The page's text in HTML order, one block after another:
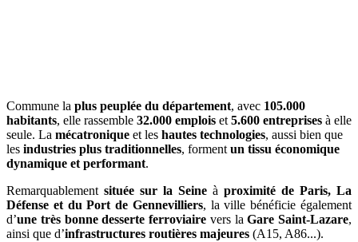
Commune la plus peuplée du département, avec 105.000
habitants, elle rassemble 32.000 emplois et 5.600 entreprises à elle
seule. La mécatronique et les hautes technologies, aussi bien que
les industries plus traditionnelles, forment un tissu économique
dynamique et performant.
Remarquablement située sur la Seine à proximité de Paris, La
Défense et du Port de Gennevilliers, la ville bénéficie également
d’une très bonne desserte ferroviaire vers laGare Saint-Lazare,
ainsi que d’infrastructures routières majeures (A15, A86...).